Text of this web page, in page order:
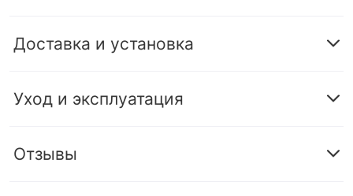
Доставка и установка
Уход и эксплуатация
Отзывы